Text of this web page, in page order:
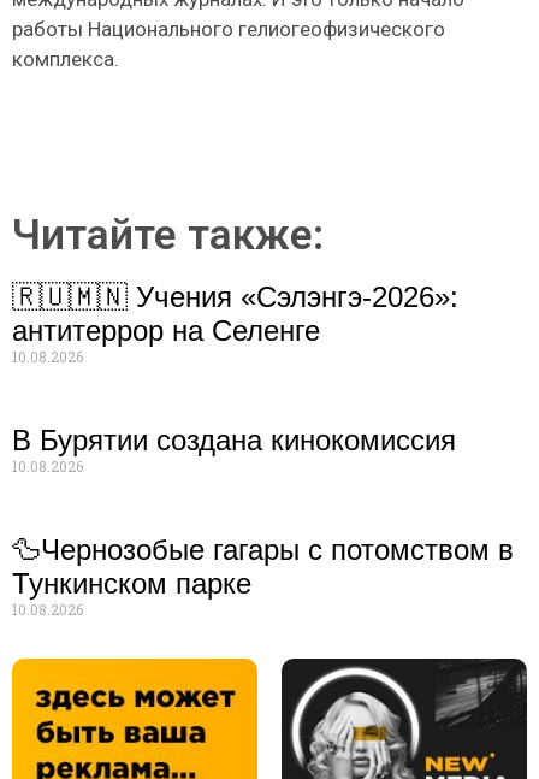
работы Национального гелиогеофизического
комплекса.
Читайте также:
🇷🇺🇲🇳 Учения «Сэлэнгэ-2026»:
антитеррор на Селенге
10.08.2026
В Бурятии создана кинокомиссия
10.08.2026
🦆Чернозобые гагары с потомством в
Тункинском парке
10.08.2026